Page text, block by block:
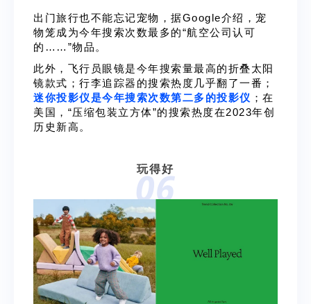
出门旅行也不能忘记宠物，据Google介绍，宠
物笼成为今年搜索次数最多的“航空公司认可
的……”物品。
此外，飞行员眼镜是今年搜索量最高的折叠太阳
镜款式；行李追踪器的搜索热度几乎翻了一番；
迷你投影仪是今年搜索次数第二多的投影仪 ；在
美国，“压缩包装立方体”的搜索热度在2023年创
历史新高。
06
玩得好